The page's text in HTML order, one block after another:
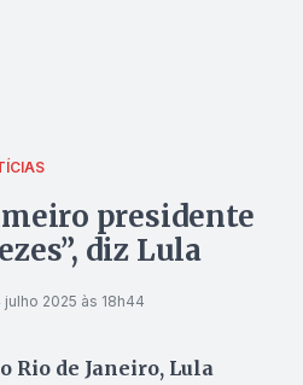
presidente
diz Lula
julho 2025 às 18h44
Rio de Janeiro, Lula